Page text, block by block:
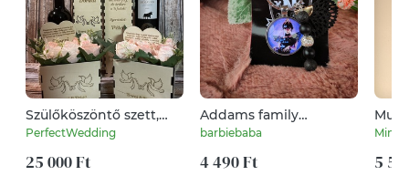
Szülőköszöntő szett,
virág boxok, gravírozott
díszdobozban, szív
alakú betűzőkkel,
bortartókkal, galamb
PerfectWedding
25 000 Ft
Addams family
Wednesday kulcstartó
barbiebaba
4 490 Ft 5